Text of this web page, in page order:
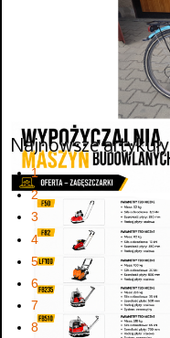
Najnowsze artykuły
1
2
3
4
5
6
7
8